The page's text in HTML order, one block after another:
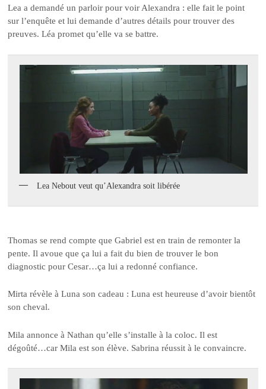
Lea a demandé un parloir pour voir Alexandra : elle fait le point
sur l’enquête et lui demande d’autres détails pour trouver des
preuves. Léa promet qu’elle va se battre.
Lea Nebout veut qu’Alexandra soit libérée
Thomas se rend compte que Gabriel est en train de remonter la
pente. Il avoue que ça lui a fait du bien de trouver le bon
diagnostic pour Cesar…ça lui a redonné confiance.
Mirta révèle à Luna son cadeau : Luna est heureuse d’avoir bientôt
son cheval.
Mila annonce à Nathan qu’elle s’installe à la coloc. Il est
dégoûté…car Mila est son élève. Sabrina réussit à le convaincre.